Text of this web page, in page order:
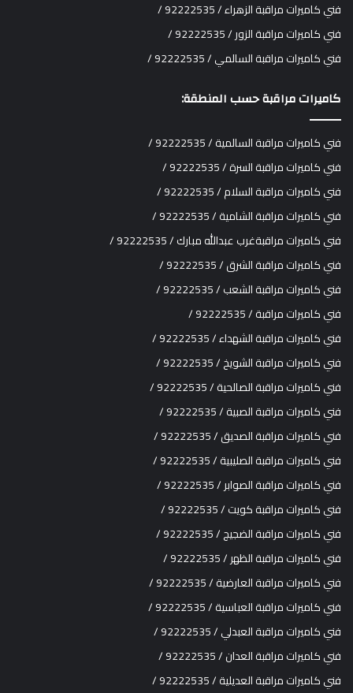
فني كاميرات مراقبة الزهراء / 92222535 /
فني كاميرات مراقبة الزور / 92222535 /
فني كاميرات مراقبة السالمي / 92222535 /
كاميرات مراقبة حسب المنطقة:
فني كاميرات مراقبة السالمية / 92222535 /
فني كاميرات مراقبة السرة / 92222535 /
فني كاميرات مراقبة السلام / 92222535 /
فني كاميرات مراقبة الشامية / 92222535 /
فني كاميرات مراقبةغرب عبدالله مبارك / 92222535 /
فني كاميرات مراقبة الشرق / 92222535 /
فني كاميرات مراقبة الشعب / 92222535 /
فني كاميرات مراقبة / 92222535 /
فني كاميرات مراقبة الشهداء / 92222535 /
فني كاميرات مراقبة الشويخ / 92222535 /
فني كاميرات مراقبة الصالحية / 92222535 /
فني كاميرات مراقبة الصبية / 92222535 /
فني كاميرات مراقبة الصديق / 92222535 /
فني كاميرات مراقبة الصليبية / 92222535 /
فني كاميرات مراقبة الصوابر / 92222535 /
فني كاميرات مراقبة كويت / 92222535 /
فني كاميرات مراقبة الضجيج / 92222535 /
فني كاميرات مراقبة الظهر / 92222535 /
فني كاميرات مراقبة العارضية / 92222535 /
فني كاميرات مراقبة العباسية / 92222535 /
فني كاميرات مراقبة العبدلي / 92222535 /
فني كاميرات مراقبة العدان / 92222535 /
فني كاميرات مراقبة العديلية / 92222535 /